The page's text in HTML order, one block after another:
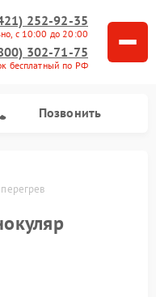
252-92-35
с 10:00 до 20:00
302-71-75
бесплатный по РФ
Позвонить